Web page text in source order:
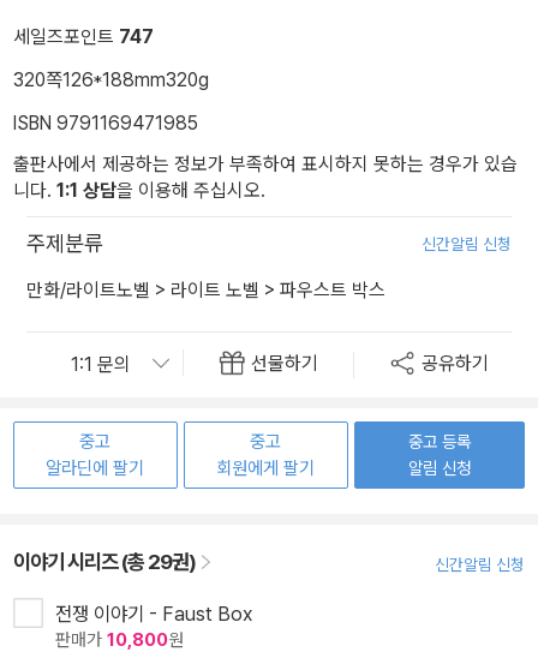
세일즈포인트 747
320쪽126*188mm320g
ISBN 9791169471985
출판사에서 제공하는 정보가 부족하여 표시하지 못하는 경우가 있습
니다. 1:1 상담을 이용해 주십시오.
주제분류 신간알림 신청
만화/라이트노벨 > 라이트 노벨 > 파우스트 박스
선물하기 공유하기
중고
알라딘에 팔기
중고
회원에게 팔기
중고 등록
알림 신청
이야기 시리즈 (총 29권) 신간알림 신청
전쟁 이야기 - Faust Box
판매가 10,800원